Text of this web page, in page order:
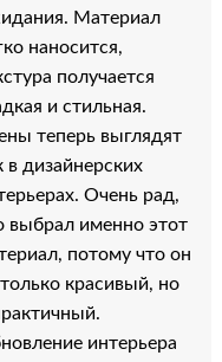
Материал
наносится,
получается
и стильная.
теперь выглядят
в дизайнерских
Очень рад,
выбрал именно этот
потому что он
красивый, но
интерьера